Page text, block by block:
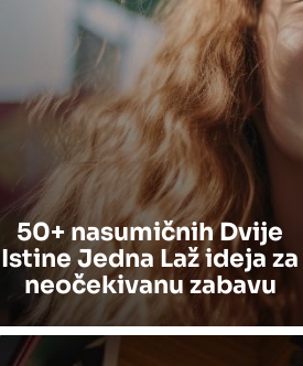
50+ nasumičnih Dvije
Istine Jedna Laž ideja za
neočekivanu zabavu